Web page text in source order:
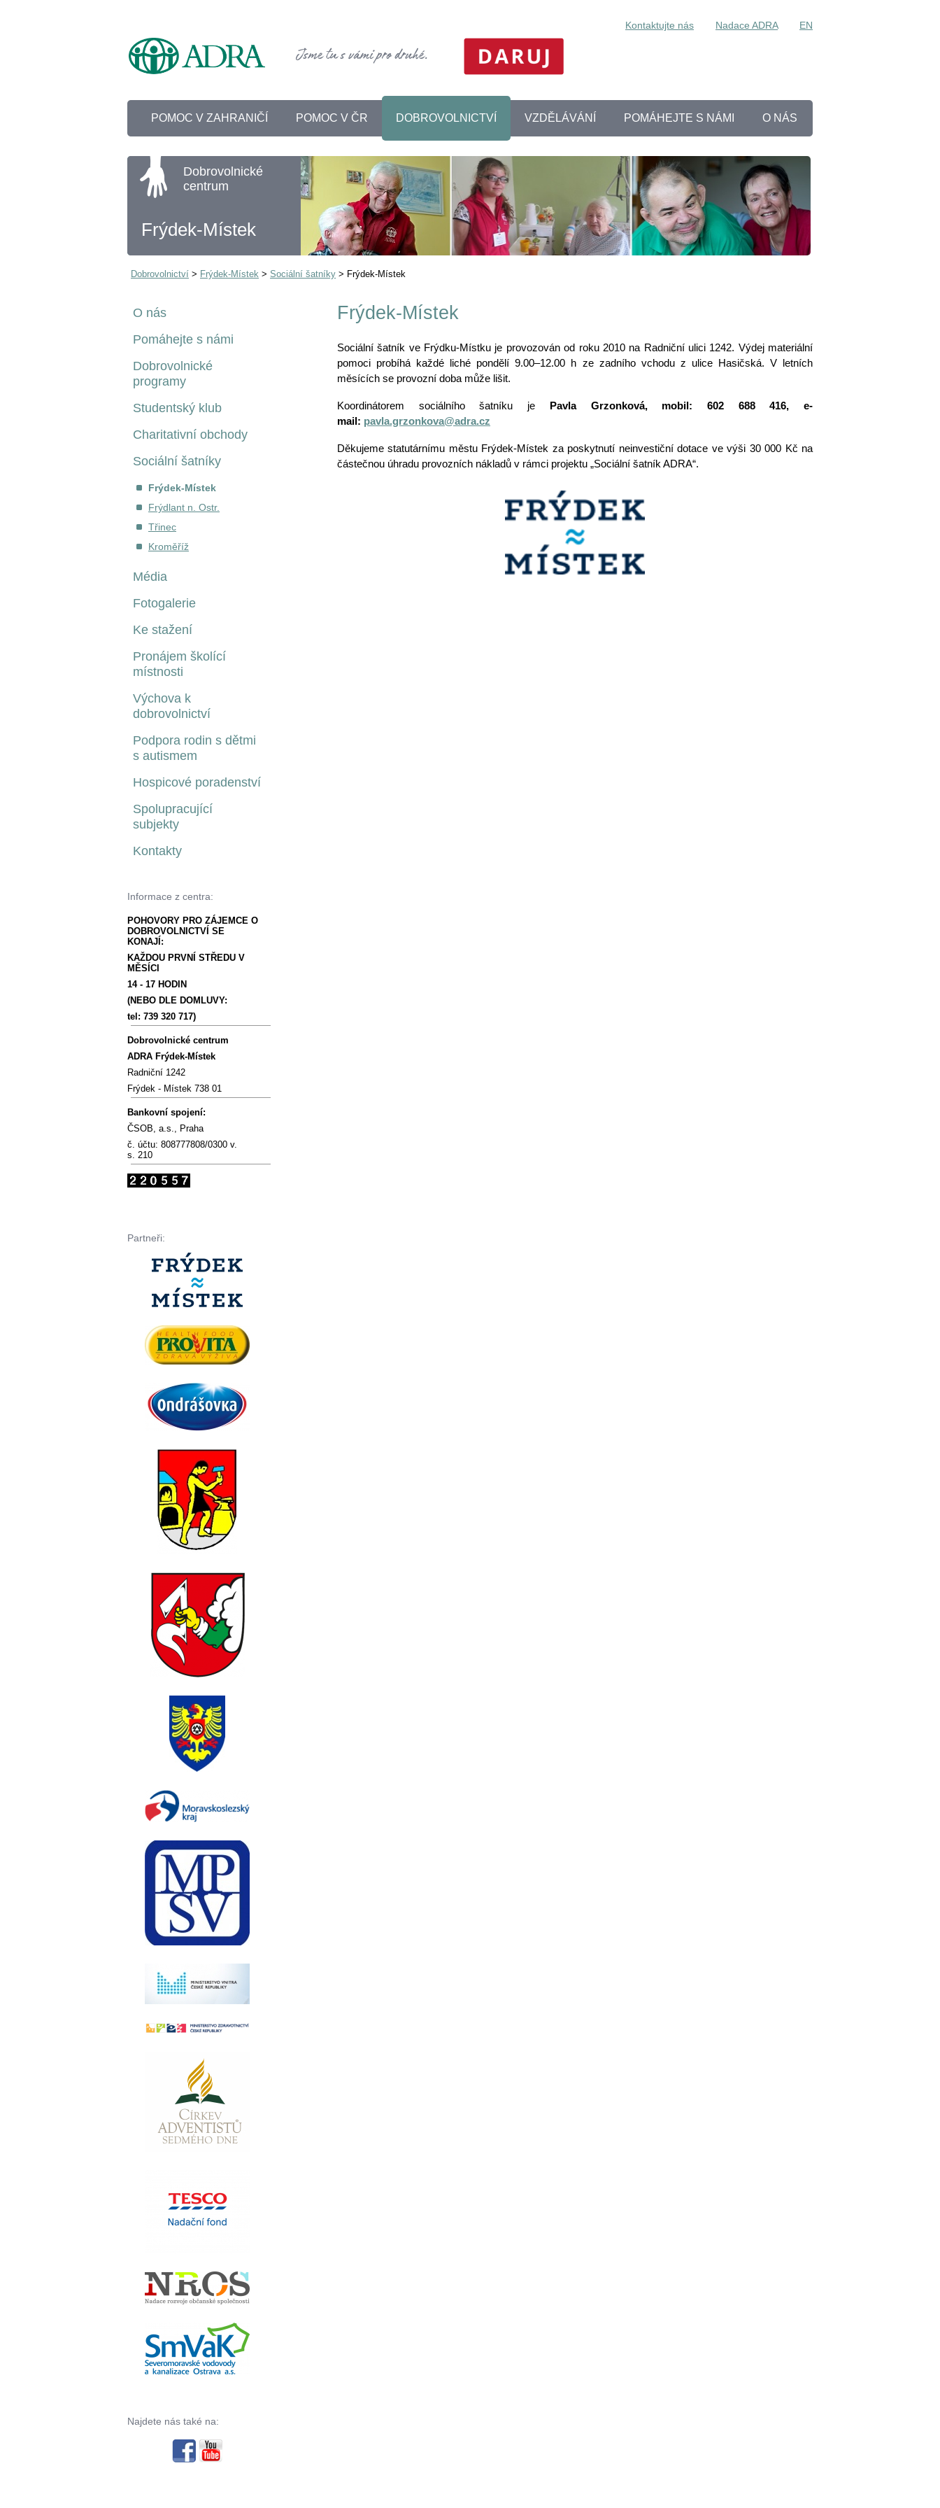
Kontaktujte nás Nadace ADRA EN
POMOC V ZAHRANIČÍ POMOC V ČR DOBROVOLNICTVÍ VZDĚLÁVÁNÍ POMÁHEJTE S NÁMI O NÁS
Dobrovolnické
centrum
Frýdek-Místek
Dobrovolnictví > Frýdek-Místek > Sociální šatníky > Frýdek-Místek
O nás
Pomáhejte s námi
Dobrovolnické
programy
Studentský klub
Charitativní obchody
Sociální šatníky
Frýdek-Místek
Frýdlant n. Ostr.
Třinec
Kroměříž
Média
Fotogalerie
Ke stažení
Pronájem školící
místnosti
Výchova k
dobrovolnictví
Podpora rodin s dětmi
s autismem
Hospicové poradenství
Spolupracující
subjekty
Kontakty
Informace z centra:
POHOVORY PRO ZÁJEMCE O
DOBROVOLNICTVÍ SE
KONAJÍ:
KAŽDOU PRVNÍ STŘEDU V
MĚSÍCI
14 - 17 HODIN
(NEBO DLE DOMLUVY:
tel: 739 320 717)
Dobrovolnické centrum
ADRA Frýdek-Místek
Radniční 1242
Frýdek - Místek 738 01
Bankovní spojení:
ČSOB, a.s., Praha
č. účtu: 808777808/0300 v.
s. 210
Partneři:
Najdete nás také na:
Frýdek-Místek
Sociální šatník ve Frýdku-Místku je provozován od roku 2010 na Radniční ulici 1242. Výdej materiální
pomoci probíhá každé liché pondělí 9.00–12.00 h ze zadního vchodu z ulice Hasičská. V letních
měsících se provozní doba může lišit.
Koordinátorem sociálního šatníku je Pavla Grzonková, mobil: 602 688 416, e-
mail: pavla.grzonkova@adra.cz
Děkujeme statutárnímu městu Frýdek-Místek za poskytnutí neinvestiční dotace ve výši 30 000 Kč na
částečnou úhradu provozních nákladů v rámci projektu „Sociální šatník ADRA“.